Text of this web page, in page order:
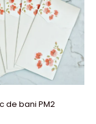
Plic de bani PM2